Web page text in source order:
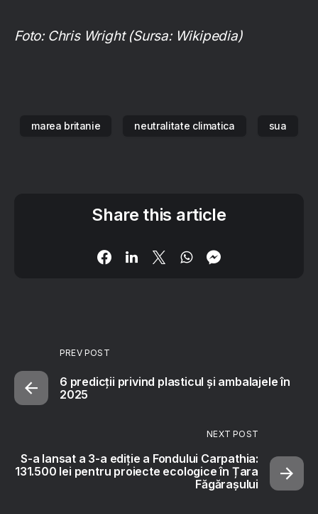
Foto: Chris Wright (Sursa: Wikipedia)
marea britanie neutralitate climatica sua
Share this article
PREV POST
6 predicții privind plasticul și ambalajele în
2025
NEXT POST
S-a lansat a 3-a ediție a Fondului Carpathia:
131.500 lei pentru proiecte ecologice în Țara
Făgărașului